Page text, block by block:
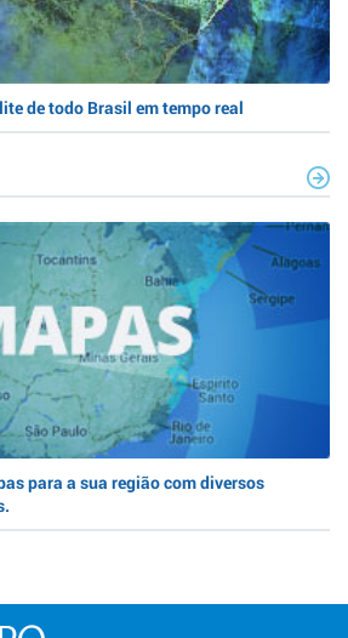
de todo Brasil em tempo real
para a sua região com diversos